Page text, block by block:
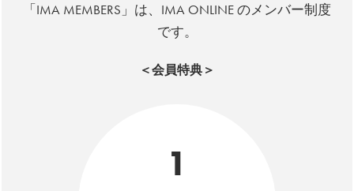
「IMA MEMBERS」は、IMA ONLINE のメンバー制度
です。
＜会員特典＞
1